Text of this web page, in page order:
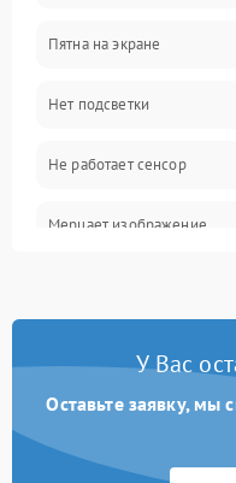
Проблемы с питанием,
Проблемы с работой
Пятна на экране
Нет подсветки
Не работает сенсор
Мерцает изображение
У Вас
Оставьте заявку,